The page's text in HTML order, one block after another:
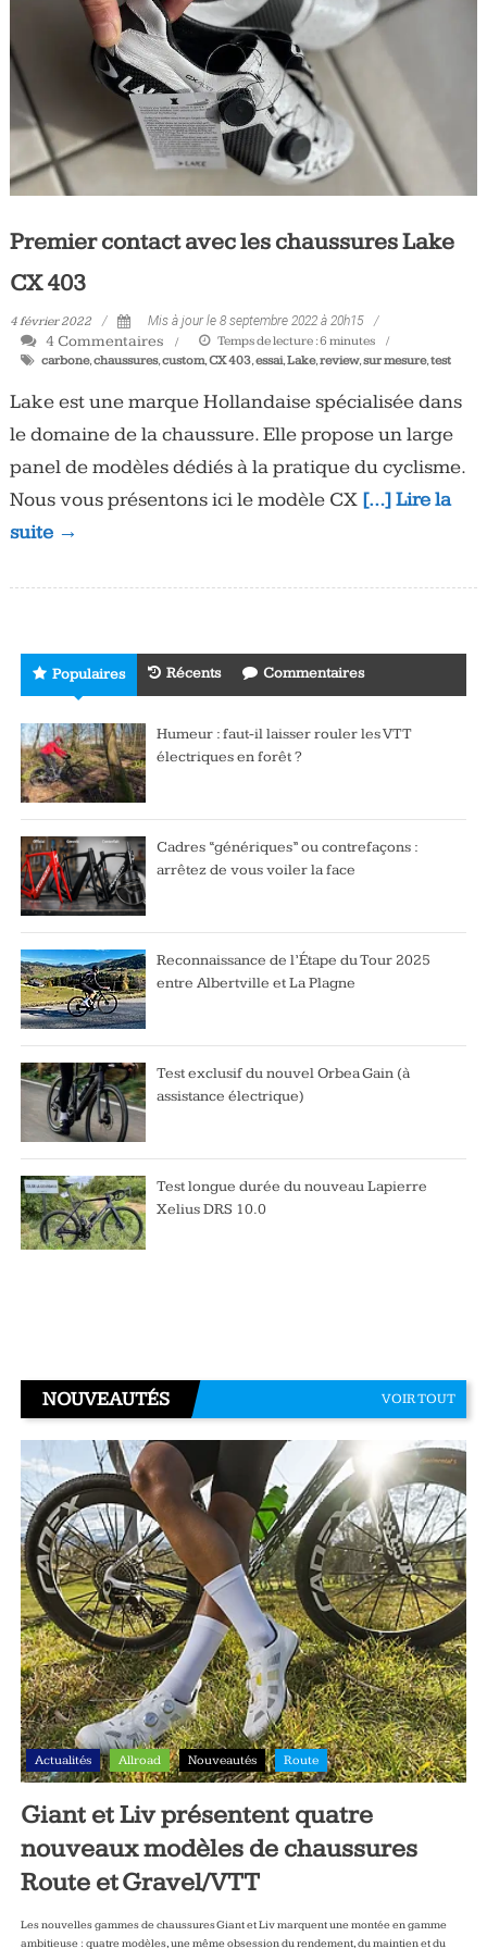
les
jours,
votre
actualité
et
triathlon
Premier contact avec les chaussures Lake
CX 403
4 février 2022 Mis à jour le 8 septembre 2022 à 20h15
4 Commentaires Temps de lecture :6 minutes
carbone,chaussures,custom,CX 403,essai,Lake,review,sur mesure,test
Lake est une marque Hollandaise spécialisée dans
le domaine de la chaussure. Elle propose un large
panel de modèles dédiés à la pratique du cyclisme.
Nous vous présentons ici le modèle CX […] Lire la
suite →
Populaires Récents Commentaires
Humeur : faut-il laisser rouler les VTT
électriques en forêt ?
Cadres “génériques” ou contrefaçons :
arrêtez de vous voiler la face
Reconnaissance de l’Étape du Tour 2025
entre Albertville et La Plagne
Test exclusif du nouvel Orbea Gain (à
assistance électrique)
Test longue durée du nouveau Lapierre
Xelius DRS 10.0
NOUVEAUTÉS VOIR TOUT
Actualités Allroad Nouveautés Route
Giant et Liv présentent quatre
nouveaux modèles de chaussures
Route et Gravel/VTT
Les nouvelles gammes de chaussures Giant et Liv marquent une montée en gamme
ambitieuse : quatre modèles, une même obsession du rendement, du maintien et du